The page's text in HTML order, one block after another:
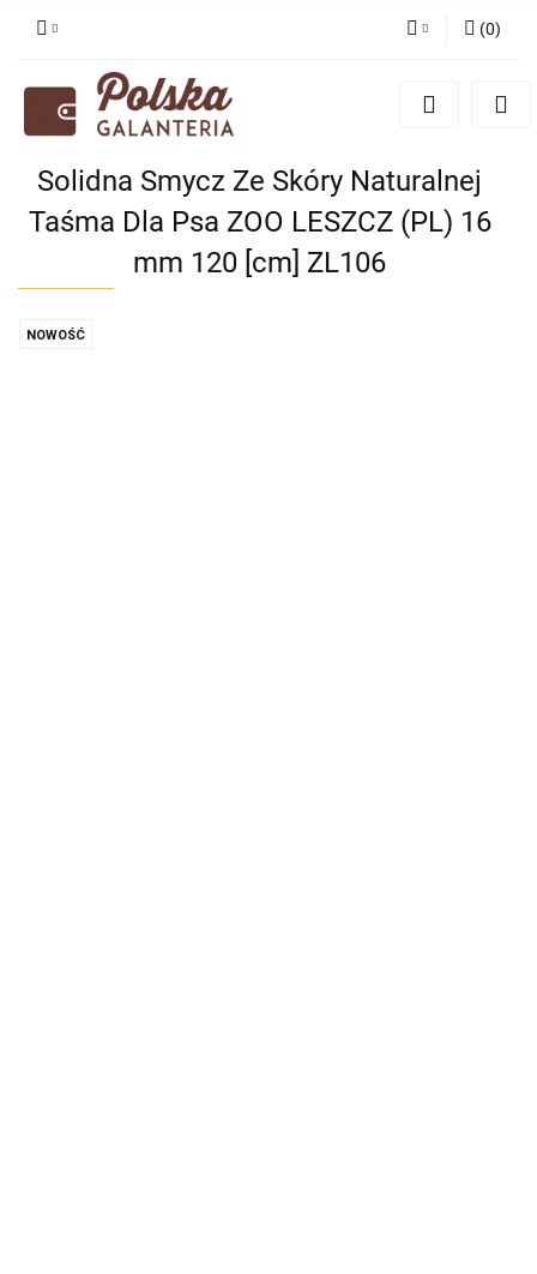
Zaloguj się
Zgody cookies
(0)
Solidna Smycz Ze Skóry Naturalnej
Taśma Dla Psa ZOO LESZCZ (PL) 16
mm 120 [cm] ZL106
NOWOŚĆ